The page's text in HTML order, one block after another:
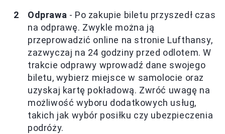
Odprawa - Po zakupie biletu przyszedł czas
na odprawę. Zwykle można ją
przeprowadzić online na stronie Lufthansy,
zazwyczaj na 24 godziny przed odlotem. W
trakcie odprawy wprowadź dane swojego
biletu, wybierz miejsce w samolocie oraz
uzyskaj kartę pokładową. Zwróć uwagę na
możliwość wyboru dodatkowych usług,
takich jak wybór posiłku czy ubezpieczenia
podróży.